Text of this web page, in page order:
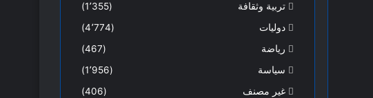
تربية وثقافة
(1٬355)
دوليات
(4٬774)
رياضة
(467)
سياسة
(1٬956)
غير مصنف
(406)